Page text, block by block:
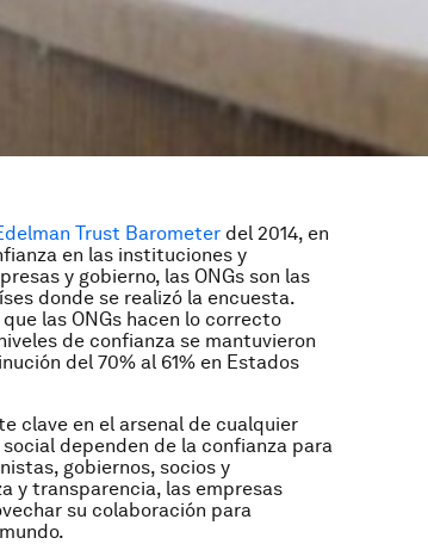
Trust Barometer del 2014, en
en las instituciones y
y gobierno, las ONGs son las
donde se realizó la encuesta.
las ONGs hacen lo correcto
de confianza se mantuvieron
del 70% al 61% en Estados
clave en el arsenal de cualquier
dependen de la confianza para
gobiernos, socios y
y transparencia, las empresas
su colaboración para